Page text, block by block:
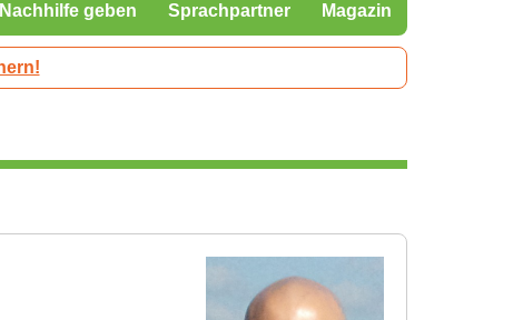
Nachhilfe geben Sprachpartner Magazin